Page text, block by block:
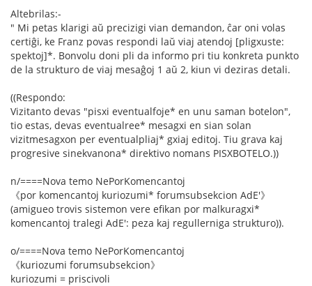
Altebrilas:-
" Mi petas klarigi aŭ precizigi vian demandon, ĉar oni volas
certiĝi, ke Franz povas respondi laŭ viaj atendoj [pligxuste:
spektoj]*. Bonvolu doni pli da informo pri tiu konkreta punkto
de la strukturo de viaj mesaĝoj 1 aŭ 2, kiun vi deziras detali.
((Respondo:
Vizitanto devas "pisxi eventualfoje* en unu saman botelon",
tio estas, devas eventualree* mesagxi en sian solan
vizitmesagxon per eventualpliaj* gxiaj editoj. Tiu grava kaj
progresive sinekvanona* direktivo nomans PISXBOTELO.))
n/====Nova temo NePorKomencantoj
《por komencantoj kuriozumi* forumsubsekcion AdE'》
(amigueo trovis sistemon vere efikan por malkuragxi*
komencantoj tralegi AdE': peza kaj regullerniga strukturo)).
o/====Nova temo NePorKomencantoj
《kuriozumi forumsubsekcion》
kuriozumi = priscivoli